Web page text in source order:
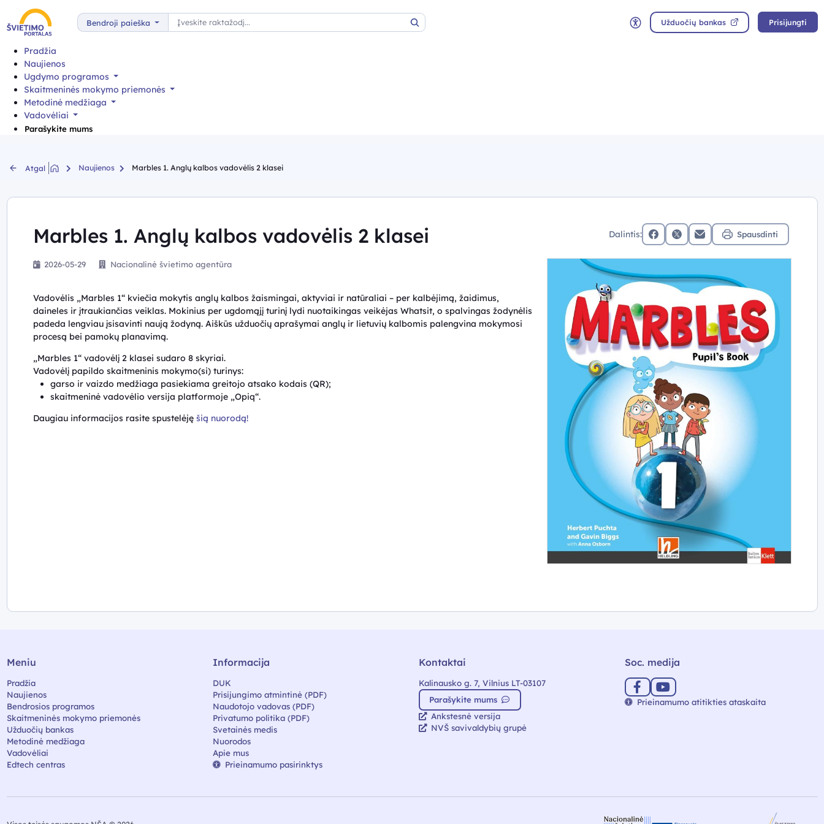
Bendroji paieška
Paieška
Paieška
Neįgaliųjų rėžimas
Užduočių bankas Prisijungti
Pradžia
Naujienos
Ugdymo programos
Skaitmeninės mokymo priemonės
Metodinė medžiaga
Vadovėliai
Parašykite mums
Atgal Naujienos Marbles 1. Anglų kalbos vadovėlis 2 klasei
Marbles 1. Anglų kalbos vadovėlis 2 klasei
2026-05-29 Nacionalinė švietimo agentūra
Vadovėlis „Marbles 1“ kviečia mokytis anglų kalbos žaismingai, aktyviai ir natūraliai – per kalbėjimą, žaidimus,
daineles ir įtraukiančias veiklas. Mokinius per ugdomąjį turinį lydi nuotaikingas veikėjas Whatsit, o spalvingas žodynėlis
padeda lengviau įsisavinti naują žodyną. Aiškūs užduočių aprašymai anglų ir lietuvių kalbomis palengvina mokymosi
procesą bei pamokų planavimą.
„Marbles 1“ vadovėlį 2 klasei sudaro 8 skyriai.
Vadovėlį papildo skaitmeninis mokymo(si) turinys:
garso ir vaizdo medžiaga pasiekiama greitojo atsako kodais (QR);
skaitmeninė vadovėlio versija platformoje „Opiq“.
Daugiau informacijos rasite spustelėję šią nuorodą!
Dalintis:
facebookx (twitter)Elektroninis paštas
Spausdinti
Meniu
Pradžia
Naujienos
Bendrosios programos
Skaitmeninės mokymo priemonės
Užduočių bankas
Metodinė medžiaga
Vadovėliai
Edtech centras
Informacija
DUK
Prisijungimo atmintinė (PDF)
Naudotojo vadovas (PDF)
Privatumo politika (PDF)
Svetainės medis
Nuorodos
Apie mus
Prieinamumo pasirinktys
Kontaktai
Kalinausko g. 7, Vilnius LT-03107
Parašykite mums
Ankstesnė versija
NVŠ savivaldybių grupė
Soc. medija
Prieinamumo atitikties ataskaita